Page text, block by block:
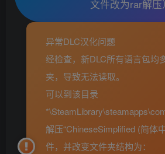
文件改为rar解压）
异常DLC汉化问题
经检查，新DLC所有语言包均
夹，导致无法读取。
可以到该目录
解压“ChineseSimplified (简体
件，并改变文件夹结构为：